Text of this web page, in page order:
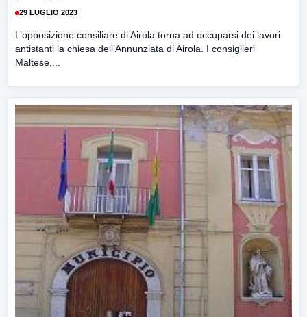
29 LUGLIO 2023
L’opposizione consiliare di Airola torna ad occuparsi dei lavori
antistanti la chiesa dell’Annunziata di Airola. I consiglieri
Maltese,...